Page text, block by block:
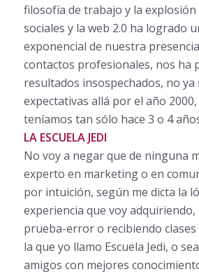
filosofía de trabajo y la explosión
sociales y la web 2.0 ha logrado
exponencial de nuestra
contactos profesionales, nos ha
resultados insospechados, no ya
expectativas allá por el año
teníamos tan sólo hace 3 o 4
LA ESCUELA JEDI
No voy a negar que de ninguna
experto en marketing o en
por intuición, según me dicta la
experiencia que voy
prueba-error o recibiendo
la que yo llamo Escuela Jedi, o
amigos con mejores